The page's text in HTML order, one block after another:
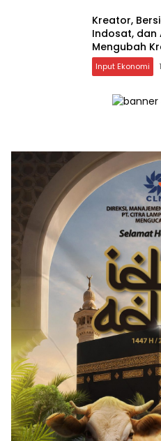
Kreator,
Indosat, dan
Mengubah
Nyata
Input Ekonomi